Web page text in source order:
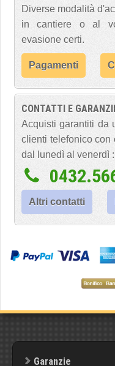
Diverse modalità
in cantiere o al
evasione certi.
Pagamenti
CONTATTI E
Acquisti garantiti da
clienti telefonico con
dal lunedì al venerdì :
Altri contatti
Garanzie